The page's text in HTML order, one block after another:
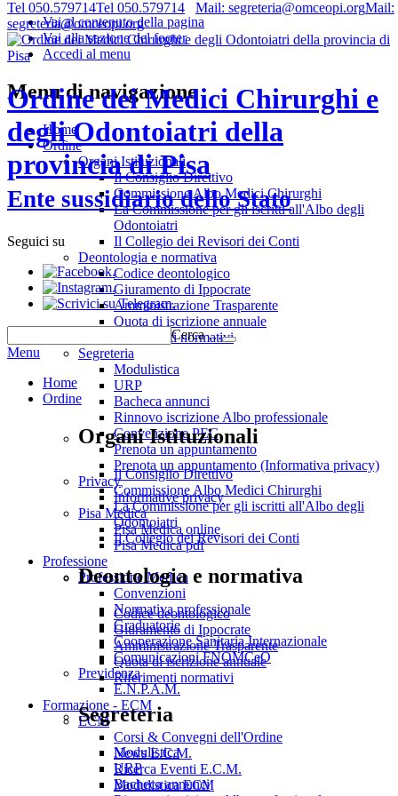
Vai al contenuto della pagina
Vai alla sezione del footer
Accedi al menu
Tel 050.579714Tel 050.579714 Mail: segreteria@omceopi.orgMail:
segreteria@omceopi.org
Ordine dei Medici Chirurghi e
degli Odontoiatri della
provincia di Pisa
Ente sussidiario dello Stato
Seguici su
.
.
.
Cerca …
Menu
Home
Ordine
Organi Istituzionali
Il Consiglio Direttivo
Commissione Albo Medici Chirurghi
La Commissione per gli iscritti all'Albo degli
Odontoiatri
Il Collegio dei Revisori dei Conti
Deontologia e normativa
Codice deontologico
Giuramento di Ippocrate
Amministrazione Trasparente
Quota di iscrizione annuale
Riferimenti normativi
Segreteria
Modulistica
URP
Bacheca annunci
Menu di navigazione
Home
Ordine
Organi Istituzionali
Il Consiglio Direttivo
Commissione Albo Medici Chirurghi
La Commissione per gli iscritti all'Albo degli
Odontoiatri
Il Collegio dei Revisori dei Conti
Deontologia e normativa
Codice deontologico
Giuramento di Ippocrate
Amministrazione Trasparente
Quota di iscrizione annuale
Riferimenti normativi
Segreteria
Modulistica
URP
Bacheca annunci
Rinnovo iscrizione Albo professionale
Convenzione PEC
Prenota un appuntamento
Prenota un appuntamento (Informativa privacy)
Privacy
Informative privacy
Pisa Medica
Pisa Medica online
Pisa Medica pdf
Professione
Professione Medica
Convenzioni
Normativa professionale
Graduatorie
Cooperazione Sanitaria Internazionale
Comunicazioni FNOMCeO
Previdenza
E.N.P.A.M.
Formazione - ECM
ECM
Corsi & Convegni dell'Ordine
News E.C.M.
Ricerca Eventi E.C.M.
Modulistica ECM